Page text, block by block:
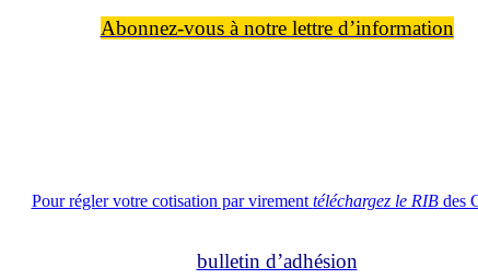
Abonnez-vous à notre lettre d’information
Pour régler votre cotisation par virement téléchargez le RIBdes
bulletin d’adhésion